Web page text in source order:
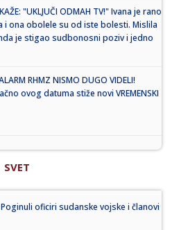
"UKLJUČI ODMAH TV!" Ivana je rano
i ona obolele su od iste bolesti. Mislila
je stigao sudbonosni poziv i jedno
RHMZ NISMO DUGO VIDELI!
ovog datuma stiže novi VREMENSKI
SVET
Poginuli oficiri sudanske vojske i članovi